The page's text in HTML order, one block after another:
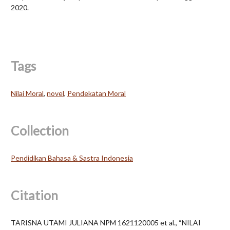
2020.
Tags
Nilai Moral, novel, Pendekatan Moral
Collection
Pendidikan Bahasa & Sastra Indonesia
Citation
TARISNA UTAMI JULIANA NPM 1621120005 et al., “NILAI